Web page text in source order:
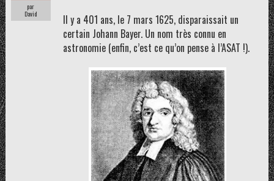
par
David
Il y a 401 ans, le 7 mars 1625, disparaissait un
certain Johann Bayer. Un nom très connu en
astronomie (enfin, c’est ce qu’on pense à l’ASAT !).